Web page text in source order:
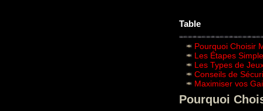
Table
Pourquoi Choisir
Les Étapes
Les Types de
Conseils de
Maximiser vos
Pourquoi